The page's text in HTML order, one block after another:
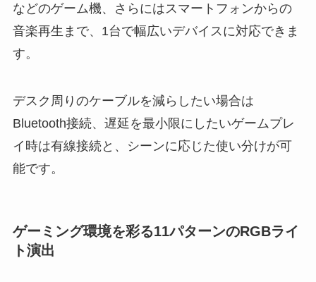
などのゲーム機、さらにはスマートフォンからの
音楽再生まで、1台で幅広いデバイスに対応できま
す。
デスク周りのケーブルを減らしたい場合は
Bluetooth接続、遅延を最小限にしたいゲームプレ
イ時は有線接続と、シーンに応じた使い分けが可
能です。
ゲーミング環境を彩る11パターンのRGBライ
ト演出